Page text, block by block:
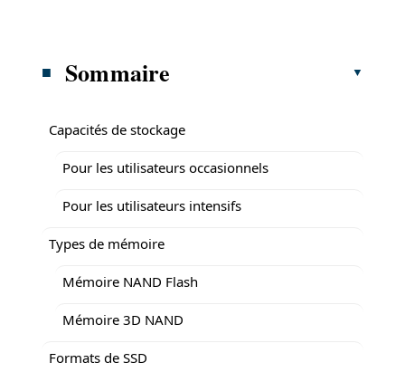
Sommaire
Capacités de stockage
Pour les utilisateurs occasionnels
Pour les utilisateurs intensifs
Types de mémoire
Mémoire NAND Flash
Mémoire 3D NAND
Formats de SSD